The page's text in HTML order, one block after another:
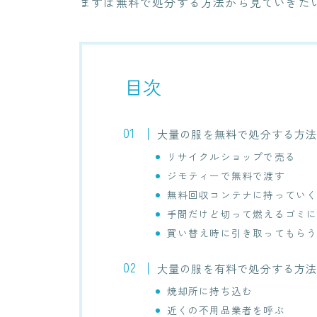
目次
大量の服を無料で処分する方法
リサイクルショップで売る
ジモティーで無料で渡す
無料回収コンテナに持っていく
手間だけど切って燃えるゴミに
買い替え時に引き取ってもらう
大量の服を有料で処分する方法
焼却所に持ち込む
近くの不用品業者を呼ぶ